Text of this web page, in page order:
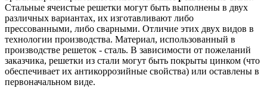
Стальные ячеистые решетки могут быть выполнены в двух
различных вариантах, их изготавливают либо
прессованными, либо сварными. Отличие этих двух видов в
технологии производства. Материал, использованный в
производстве решеток - сталь. В зависимости от пожеланий
заказчика, решетки из стали могут быть покрыты цинком (что
обеспечивает их антикоррозийные свойства) или оставлены в
первоначальном виде.